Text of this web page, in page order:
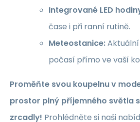
Integrované LED
čase i při ranní rutině.
Meteostanice:
počasí přímo ve vaší
Proměňte svou koupelnu v
prostor plný příjemného světla s
zrcadly! Prohlédněte si naši